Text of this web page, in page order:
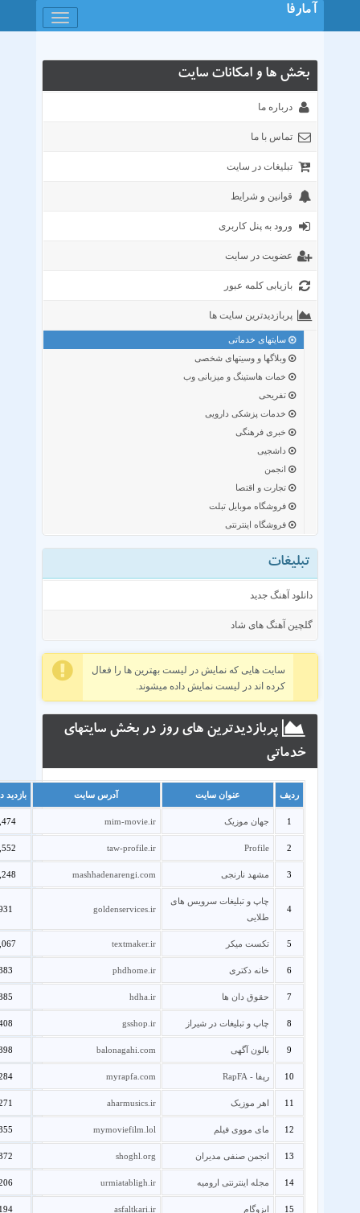
باز
کردن
آمارفا
بخش ها و امکانات سایت
درباره ما
تماس با ما
تبلیغات در سایت
قوانین و شرایط
ورود به پنل کاربری
عضویت در سایت
بازیابی کلمه عبور
پربازدیدترین سایت ها
سایتهای خدماتی
وبلاگها و وسیتهای شخصی
خمات هاستینگ و میزبانی وب
تفریحی
خدمات پزشکی دارویی
خبری فرهنگی
داشجیی
انجمن
تجارت و اقتصا
فروشگاه موبایل تبلت
فروشگاه اینترنتی
تبلیغات
دانلود آهنگ جدید
گلچین آهنگ های شاد
سایت هایی که نمایش در لیست بهترین ها را فعال
کرده اند در لیست نمایش داده میشوند.
پربازدیدترین های روز در بخش سایتهای
خدماتی
ردیف عنوان سایت آدرس سایت بازدید
1 جهان موزیک mim-movie.ir
2
Profile
taw-profile.ir
3 مشهد نارنجی mashhadenarengi.com
4
چاپ و تبلیغات سرویس های
طلایی
goldenservices.ir
5 تکست میکر textmaker.ir
6 خانه دکتری phdhome.ir
7 حقوق دان ها hdha.ir
8 چاپ و تبلیغات در شیراز gsshop.ir
9 بالون آگهی balonagahi.com
10 رپفا - RapFA myrapfa.com
11 اهر موزیک aharmusics.ir
12 مای مووی فیلم mymoviefilm.lol
13 انجمن صنفی مدیران shoghl.org
14 مجله اینترنتی ارومیه urmiatabligh.ir
15 ایزوگام asfaltkari.ir